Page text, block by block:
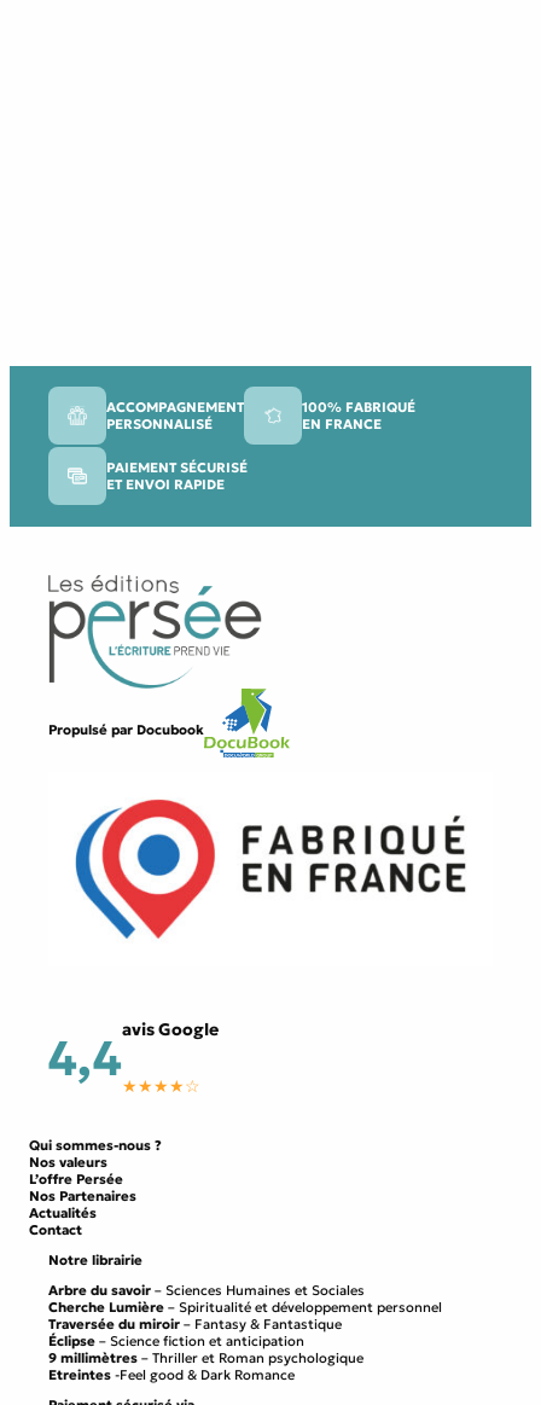
ACCOMPAGNEMENT
PERSONNALISÉ
100% FABRIQUÉ
EN FRANCE
PAIEMENT SÉCURISÉ
ET ENVOI RAPIDE
Propulsé par Docubook
4,4avis Google
★★★★☆
Qui sommes-nous ?
Nos valeurs
L’offre Persée
Nos Partenaires
Actualités
Contact
Notre librairie
Arbre du savoir – Sciences Humaines et Sociales
Cherche Lumière – Spiritualité et développement personnel
Traversée du miroir – Fantasy & Fantastique
Éclipse – Science fiction et anticipation
9 millimètres – Thriller et Roman psychologique
Etreintes -Feel good & Dark Romance